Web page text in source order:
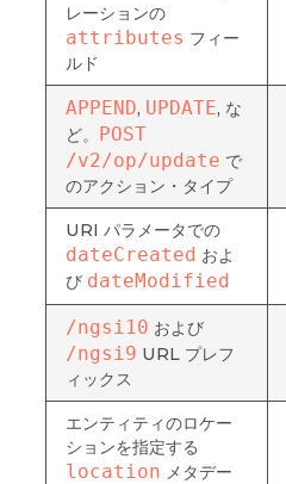
レーションの
attributes フィー
ルド
APPEND, UPDATE, な
ど。 POST
/v2/op/update で
のアクション・タイプ
URI パラメータでの
dateCreated およ
び dateModified
/ngsi10 および
/ngsi9 URL プレフ
ィックス
エンティティのロケー
ションを指定する
location メタデー